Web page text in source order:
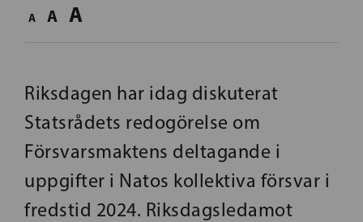
A A A
Riksdagen har idag diskuterat
Statsrådets redogörelse om
Försvarsmaktens deltagande i
uppgifter i Natos kollektiva försvar i
fredstid 2024. Riksdagsledamot